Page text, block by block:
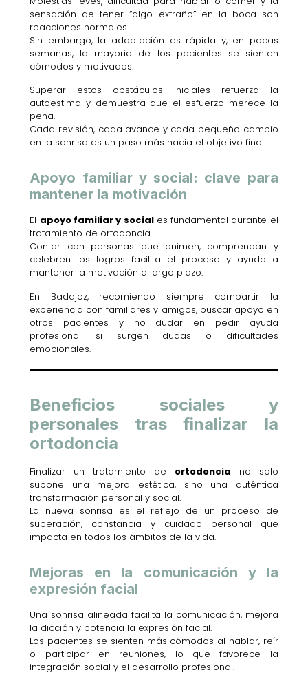
sensación de tener “algo extraño” en la boca son
reacciones normales.
Sin embargo, la adaptación es rápida y, en pocas
semanas, la mayoría de los pacientes se sienten
cómodos y motivados.
Superar estos obstáculos iniciales refuerza la
autoestima y demuestra que el esfuerzo merece la
pena.
Cada revisión, cada avance y cada pequeño cambio
en la sonrisa es un paso más hacia el objetivo final.
Apoyo familiar y social: clave para
mantener la motivación
El apoyo familiar y sociales fundamental durante el
tratamiento de ortodoncia.
Contar con personas que animen, comprendan y
celebren los logros facilita el proceso y ayuda a
mantener la motivación a largo plazo.
En Badajoz, recomiendo siempre compartir la
experiencia con familiares y amigos, buscar apoyo en
otros pacientes y no dudar en pedir ayuda
profesional si surgen dudas o dificultades
emocionales.
Beneficios sociales y
personales tras finalizar la
ortodoncia
Finalizar un tratamiento de ortodoncia no solo
supone una mejora estética, sino una auténtica
transformación personal y social.
La nueva sonrisa es el reflejo de un proceso de
superación, constancia y cuidado personal que
impacta en todos los ámbitos de la vida.
Mejoras en la comunicación y la
expresión facial
Una sonrisa alineada facilita la comunicación, mejora
la dicción y potencia la expresión facial.
Los pacientes se sienten más cómodos al hablar, reír
o participar en reuniones, lo que favorece la
integración social y el desarrollo profesional.